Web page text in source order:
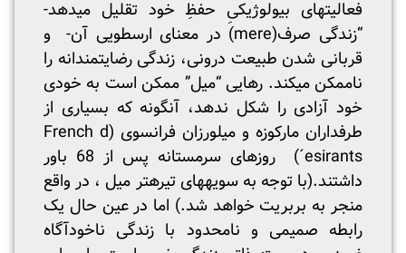
فعالیتهای بیولوژیکیِ حفظِ خود تقلیل می­دهد-
“زندگی صرف(mere) در معنای ارسطویی آن- و
قربانی شدن طبیعت درونی، زندگی رضایتمندانه را
ناممکن می­کند. رهایی “میل” ممکن است به خودی
خود آزادی را شکل ندهد، آنگونه که بسیاری از
طرفداران مارکوزه و میل­ورزان فرانسوی (French d
´esirants) روزهای سرمستانه پس از 68 باور
داشتند.(با توجه به سویه­های تیره­تر میل ، در واقع
منجر به بربریت خواهد شد.) اما در عین حال یک
رابطه صمیمی و نامحدود با زندگی ناخودآگاه